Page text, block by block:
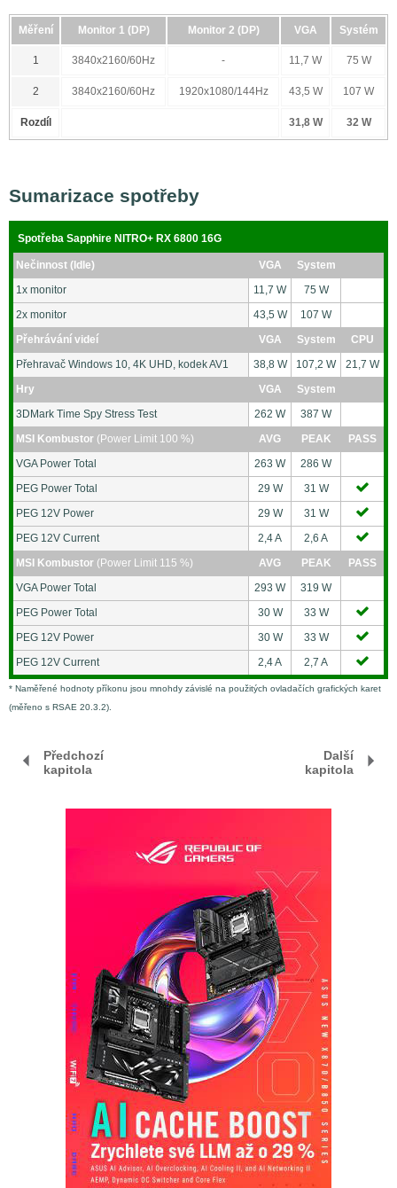
Měření Monitor 1 (DP) Monitor 2 (DP) VGA Systém
1 3840x2160/60Hz - 11,7 W 75 W
2 3840x2160/60Hz 1920x1080/144Hz 43,5 W 107 W
Rozdíl 31,8 W 32 W
Sumarizace spotřeby
Spotřeba Sapphire NITRO+ RX 6800 16G
Nečinnost (Idle) VGA
System
1x monitor
11,7 W
75 W
2x monitor
43,5 W
107 W
Přehrávání videí
VGA System
CPU
Přehravač Windows 10, 4K UHD, kodek AV1
38,8 W 107,2 W
21,7 W
Hry
VGA
System
3DMark Time Spy Stress Test
262 W
387 W
MSI Kombustor (Power Limit 100 %) AVG PEAK
PASS
VGA Power Total
263 W
286 W
PEG Power Total
29 W
31 W
PEG 12V Power
29 W
31 W
PEG 12V Current
2,4 A
2,6 A
MSI Kombustor (Power Limit 115 %) AVG PEAK
PASS
VGA Power Total
293 W
319 W
PEG Power Total
30 W
33 W
PEG 12V Power
30 W
33 W
PEG 12V Current
2,4 A 2,7 A
* Naměřené hodnoty příkonu jsou mnohdy závislé na použitých ovladačích grafických karet
(měřeno s RSAE 20.3.2).
Předchozí
kapitola
Další
kapitola